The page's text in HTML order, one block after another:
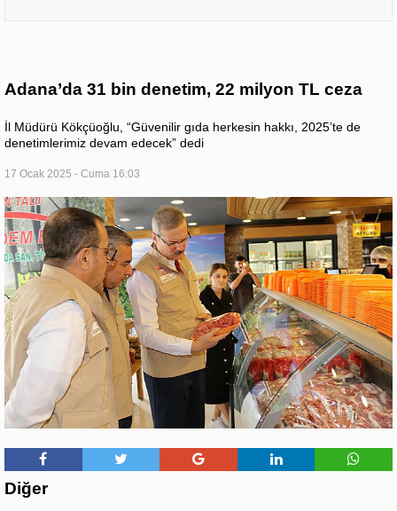
Adana’da 31 bin denetim, 22 milyon TL ceza
İl Müdürü Kökçüoğlu, “Güvenilir gıda herkesin hakkı, 2025’te de
denetimlerimiz devam edecek” dedi
17 Ocak 2025 - Cuma 16:03
Diğer